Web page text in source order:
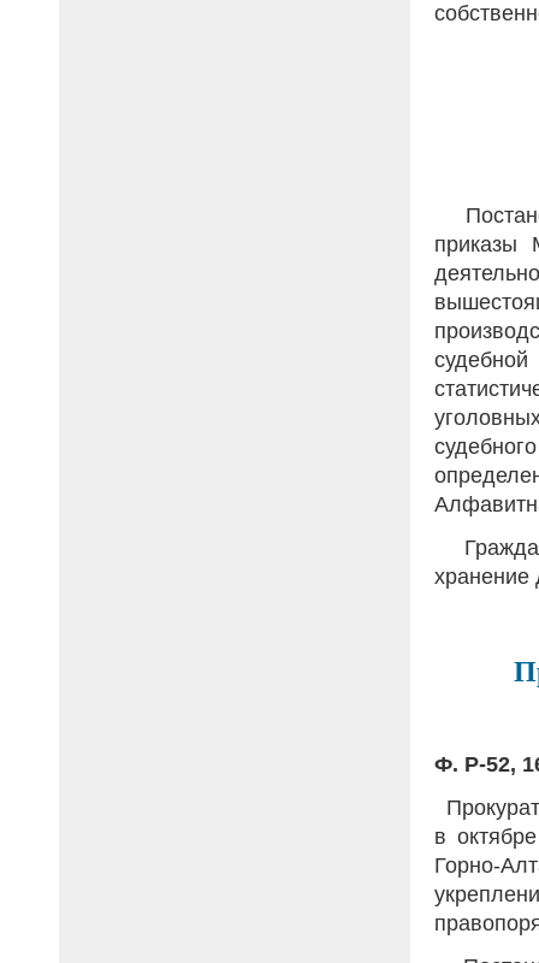
приказы
хранение
Ф. Р-52,
в
Горно-